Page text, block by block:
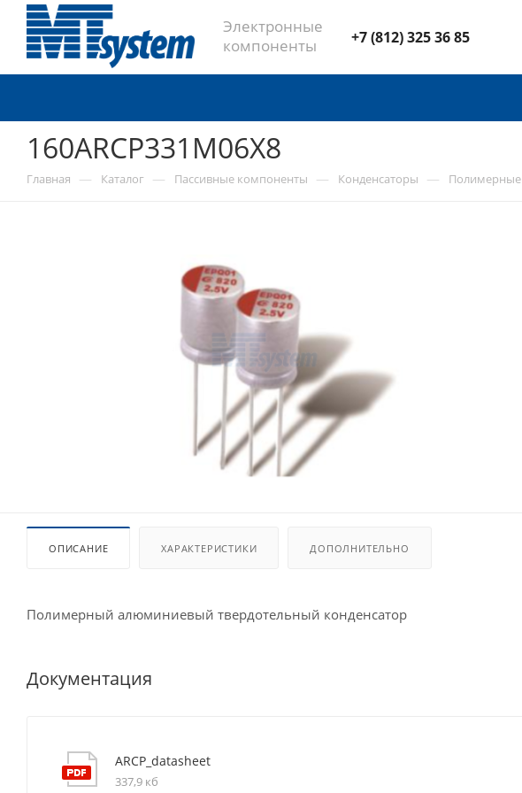
Электронные
компоненты
+7 (812) 325 36 85
160ARCP331M06X8
Главная — Каталог — Пассивные компоненты — Конденсаторы — Полимерные
ОПИСАНИЕ ХАРАКТЕРИСТИКИ ДОПОЛНИТЕЛЬНО
Полимерный алюминиевый твердотельный конденсатор
Документация
ARCP_datasheet
337,9 кб